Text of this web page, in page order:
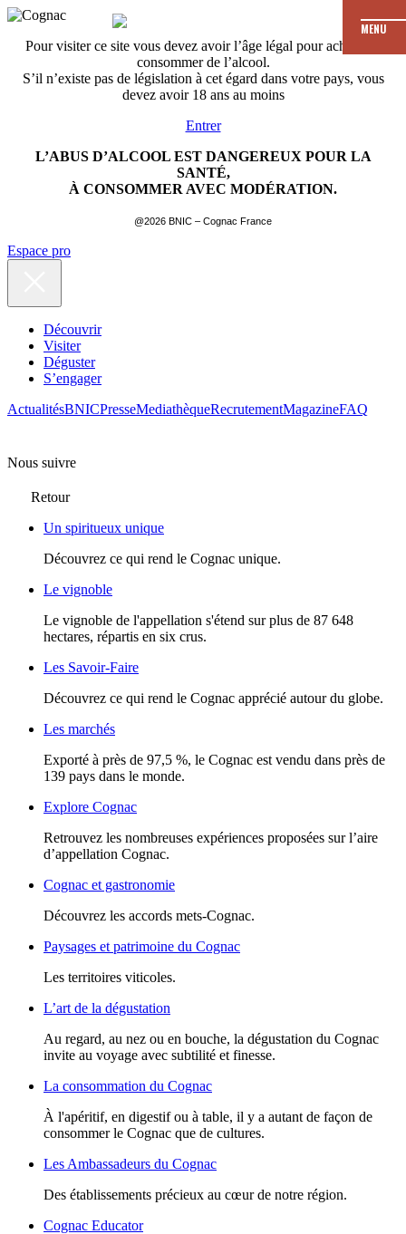
Pour visiter ce site vous devez avoir l’âge légal pour acheter et
consommer de l’alcool.
S’il n’existe pas de législation à cet égard dans votre pays, vous
devez avoir 18 ans au moins
Entrer
L’ABUS D’ALCOOL EST DANGEREUX POUR LA
SANTÉ,
À CONSOMMER AVEC MODÉRATION.
@2026 BNIC – Cognac France
MENU
Espace pro
Découvrir
Visiter
Déguster
S’engager
ActualitésBNICPresseMediathèqueRecrutementMagazineFAQ
Nous suivre
Retour
Un spiritueux unique
Découvrez ce qui rend le Cognac unique.
Le vignoble
Le vignoble de l'appellation s'étend sur plus de 87 648
hectares, répartis en six crus.
Les Savoir-Faire
Découvrez ce qui rend le Cognac apprécié autour du globe.
Les marchés
Exporté à près de 97,5 %, le Cognac est vendu dans près de
139 pays dans le monde.
Explore Cognac
Retrouvez les nombreuses expériences proposées sur l’aire
d’appellation Cognac.
Cognac et gastronomie
Découvrez les accords mets-Cognac.
Paysages et patrimoine du Cognac
Les territoires viticoles.
L’art de la dégustation
Au regard, au nez ou en bouche, la dégustation du Cognac
invite au voyage avec subtilité et finesse.
La consommation du Cognac
À l'apéritif, en digestif ou à table, il y a autant de façon de
consommer le Cognac que de cultures.
Les Ambassadeurs du Cognac
Des établissements précieux au cœur de notre région.
Cognac Educator